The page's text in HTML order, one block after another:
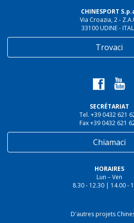
CHINESPORT
Via Croazia, 2 -
33100 UDINE -
Trovaci
SECRÉTARIAT
Tel. +39 0432 621
Fax +39 0432 621
Chiamaci
HORAIRES
Lun – Ven
8.30 - 12.30 | 14.00 -
D'autres projets